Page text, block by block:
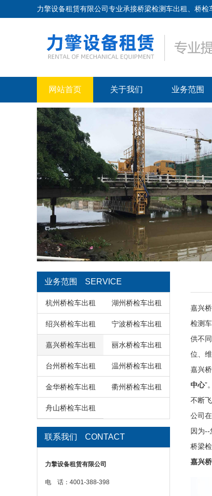
力擎设备租赁有限公司专业承接桥梁检测车出租、桥
网站首页 关于我们 业务范围
业务范围 SERVICE
杭州桥检车出租 湖州桥检车出租
绍兴桥检车出租 宁波桥检车出租
嘉兴桥检车出租 丽水桥检车出租
台州桥检车出租 温州桥检车出租
金华桥检车出租 衢州桥检车出租
舟山桥检车出租
联系我们 CONTACT
力擎设备租赁有限公司
电 话：4001-388-398
嘉兴
检测
供不
位、
嘉兴
中心”
不断
公司
因为--
桥梁
嘉兴